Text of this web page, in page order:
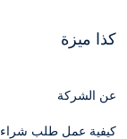
كذا ميزة
عن الشركة
كيفية عمل طلب شراء